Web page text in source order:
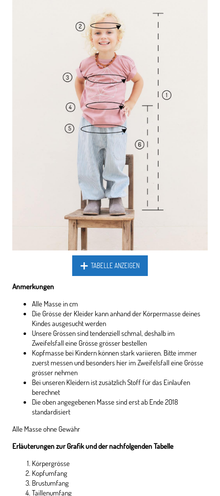
TABELLE ANZEIGEN
Anmerkungen
Alle Masse in cm
Die Grösse der Kleider kann anhand der Körpermasse deines
Kindes ausgesucht werden
Unsere Grössen sind tendenziell schmal, deshalb im
Zweifelsfall eine Grösse grösser bestellen
Kopfmasse bei Kindern können stark variieren. Bitte immer
zuerst messen und besonders hier im Zweifelsfall eine Grösse
grösser nehmen
Bei unseren Kleidern ist zusätzlich Stoff für das Einlaufen
berechnet
Die oben angegebenen Masse sind erst ab Ende 2018
standardisiert
Alle Masse ohne Gewähr
Erläuterungen zur Grafik und der nachfolgenden Tabelle
Körpergrösse
Kopfumfang
Brustumfang
Taillenumfang